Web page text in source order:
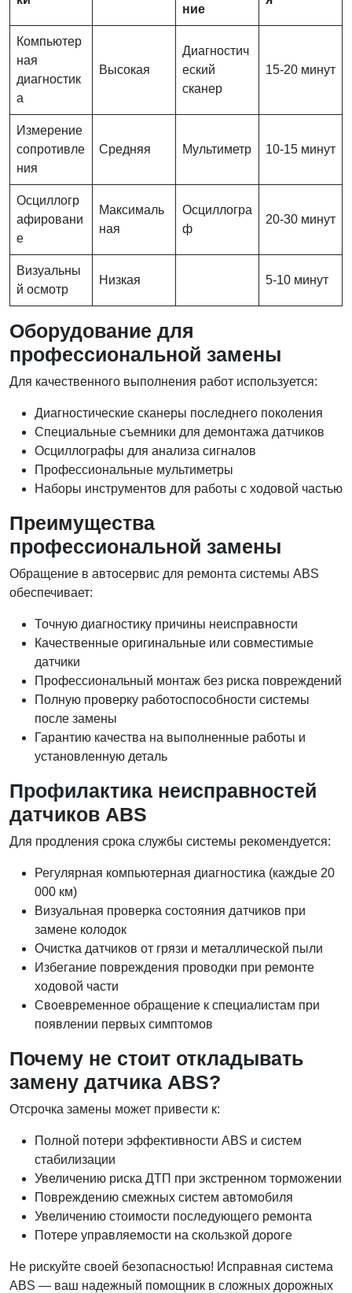
ние
Компьютер
ная
диагностик
а
Высокая
Диагностич
еский
сканер
15-20 минут
Измерение
сопротивле
ния
Средняя Мультиметр 10-15 минут
Осциллогр
афировани
е
Максималь
ная
Осциллогра
ф
20-30 минут
Визуальны
й осмотр
Низкая 5-10 минут
Оборудование для
профессиональной замены
Для качественного выполнения работ используется:
Диагностические сканеры последнего поколения
Специальные съемники для демонтажа датчиков
Осциллографы для анализа сигналов
Профессиональные мультиметры
Наборы инструментов для работы с ходовой частью
Преимущества
профессиональной замены
Обращение в автосервис для ремонта системы ABS
обеспечивает:
Точную диагностику причины неисправности
Качественные оригинальные или совместимые
датчики
Профессиональный монтаж без риска повреждений
Полную проверку работоспособности системы
после замены
Гарантию качества на выполненные работы и
установленную деталь
Профилактика неисправностей
датчиков ABS
Для продления срока службы системы рекомендуется:
Регулярная компьютерная диагностика (каждые 20
000 км)
Визуальная проверка состояния датчиков при
замене колодок
Очистка датчиков от грязи и металлической пыли
Избегание повреждения проводки при ремонте
ходовой части
Своевременное обращение к специалистам при
появлении первых симптомов
Почему не стоит откладывать
замену датчика ABS?
Отсрочка замены может привести к:
Полной потери эффективности ABS и систем
стабилизации
Увеличению риска ДТП при экстренном торможении
Повреждению смежных систем автомобиля
Увеличению стоимости последующего ремонта
Потере управляемости на скользкой дороге
Не рискуйте своей безопасностью! Исправная система
ABS — ваш надежный помощник в сложных дорожных